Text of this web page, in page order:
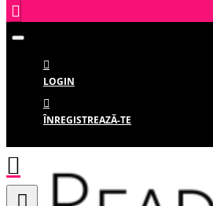
LOGIN
ÎNREGISTREAZĂ-TE